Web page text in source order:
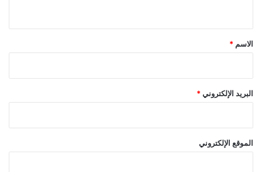
*
الاسم *
البريد الإلكتروني *
الموقع الإلكتروني